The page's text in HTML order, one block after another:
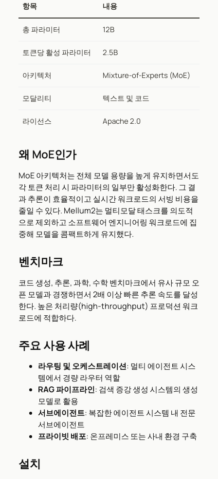
항목 내용
총 파라미터 12B
토큰당 활성 파라미터 2.5B
아키텍처 Mixture-of-Experts (MoE)
모달리티 텍스트 및 코드
라이선스 Apache 2.0
왜 MoE인가
MoE 아키텍처는 전체 모델 용량을 높게 유지하면서도
각 토큰 처리 시 파라미터의 일부만 활성화한다. 그 결
과 추론이 효율적이고 실시간 워크로드의 서빙 비용을
줄일 수 있다. Mellum2는 멀티모달 태스크를 의도적
으로 제외하고 소프트웨어 엔지니어링 워크로드에 집
중해 모델을 콤팩트하게 유지했다.
벤치마크
코드 생성, 추론, 과학, 수학 벤치마크에서 유사 규모 오
픈 모델과 경쟁하면서 2배 이상 빠른 추론 속도를 달성
한다. 높은 처리량(high-throughput) 프로덕션 워크
로드에 적합하다.
주요 사용 사례
라우팅 및 오케스트레이션: 멀티 에이전트 시스
템에서 경량 라우터 역할
RAG 파이프라인: 검색 증강 생성 시스템의 생성
모델로 활용
서브에이전트: 복잡한 에이전트 시스템 내 전문
서브에이전트
프라이빗 배포: 온프레미스 또는 사내 환경 구축
설치